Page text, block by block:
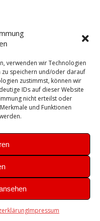
verwenden wir Technologien
speichern und/oder darauf
zustimmst, können wir
IDs auf dieser Website
nicht erteilst oder
und Funktionen
Impressum
Fritzbox
Sicherheit
SSL Ubuntu
VCenter VCSA Veeam
Windows